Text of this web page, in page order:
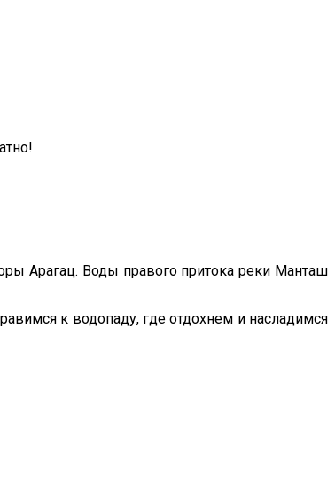
Арагац. Воды правого притока реки Манташ
к водопаду, где отдохнем и насладимся